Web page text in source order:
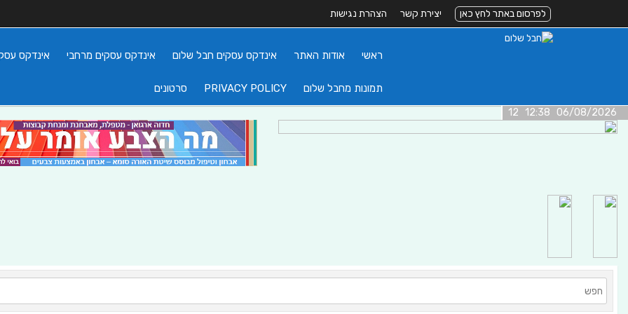
לפרסום באתר לחץ כאן יצירת קשר הצהרת נגישות
ראשי אודות האתר אינדקס עסקים חבל שלום אינדקס עסקים מרחבי אינדקס
תמונות מחבל שלום PRIVACY POLICY סרטונים
06/08/2026 12:38 12